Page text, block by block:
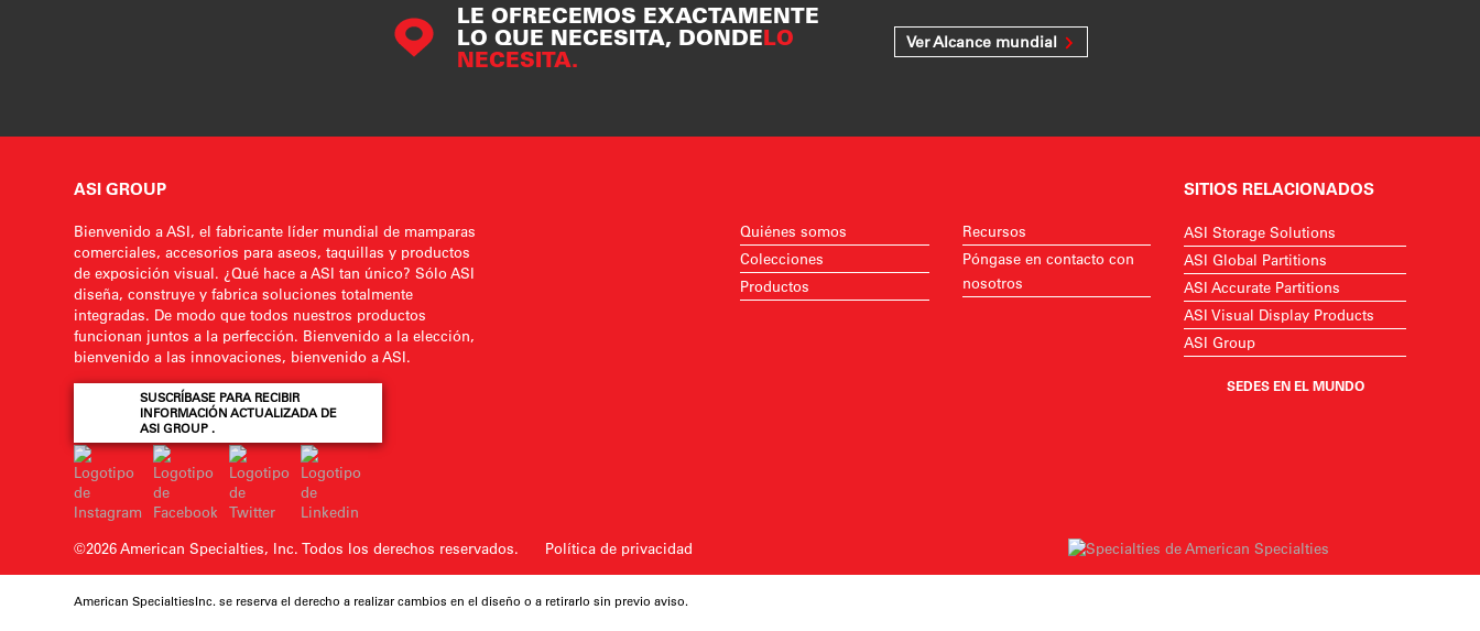
LE OFRECEMOS EXACTAMENTE
LO QUE NECESITA, DONDELO
NECESITA.
Ver Alcance mundial
ASI GROUP
Bienvenido a ASI, el fabricante líder mundial de mamparas
comerciales, accesorios para aseos, taquillas y productos
de exposición visual. ¿Qué hace a ASI tan único? Sólo ASI
diseña, construye y fabrica soluciones totalmente
integradas. De modo que todos nuestros productos
funcionan juntos a la perfección. Bienvenido a la elección,
bienvenido a las innovaciones, bienvenido a ASI.
SUSCRÍBASE PARA RECIBIR
INFORMACIÓN ACTUALIZADA DE
ASI GROUP .
Quiénes somos
Colecciones
Productos
Recursos
Póngase en contacto con
nosotros
SITIOS RELACIONADOS
ASI Storage Solutions
ASI Global Partitions
ASI Accurate Partitions
ASI Visual Display Products
ASI Group
SEDES EN EL MUNDO
©2026 American Specialties, Inc. Todos los derechos reservados. Política de privacidad
American SpecialtiesInc. se reserva el derecho a realizar cambios en el diseño o a retirarlo sin previo aviso.